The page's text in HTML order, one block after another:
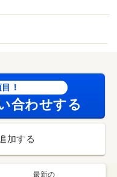
！
合わせする
加する
最新の